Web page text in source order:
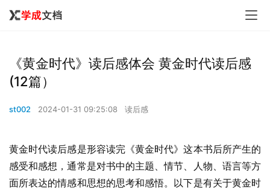
《黄金时代》读后感体会 黄金时代读后感
(12篇）
st002 2024-01-31 09:25:08 读后感
黄金时代读后感是形容读完《黄金时代》这本书后所产生的
感受和感想，通常是对书中的主题、情节、人物、语言等方
面所表达的情感和思想的思考和感悟。以下是有关于黄金时